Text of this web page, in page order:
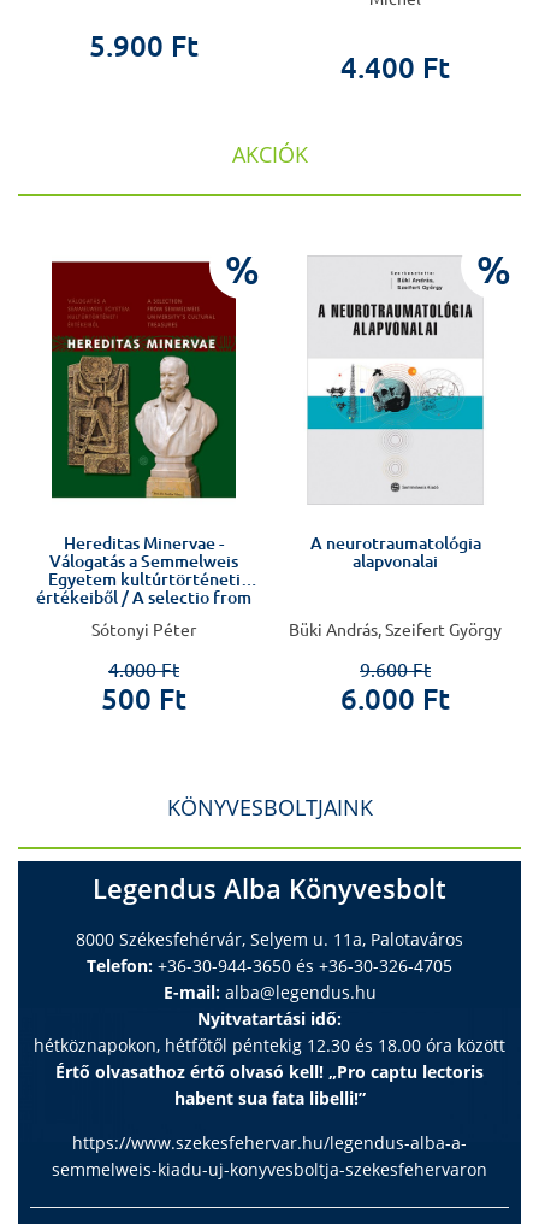
5.900 Ft
4.400 Ft
AKCIÓK
%
Hereditas Minervae -
Válogatás a Semmelweis
Egyetem kultúrtörténeti
értékeiből / A selectio from
cultura
Sótonyi Péter
4.000 Ft
500 Ft
%
A neurotraumatológia
alapvonalai
Büki András, Szeifert György
9.600 Ft
6.000 Ft
KÖNYVESBOLTJAINK
Legendus Alba Könyvesbolt
8000 Székesfehérvár, Selyem u. 11a, Palotaváros
Telefon: +36-30-944-3650 és +36-30-326-4705
E-mail: alba@legendus.hu
Nyitvatartási idő:
hétköznapokon, hétfőtől péntekig 12.30 és 18.00 óra között
Értő olvasathoz értő olvasó kell! „Pro captu lectoris
habent sua fata libelli!”
https://www.szekesfehervar.hu/legendus-alba-a-
semmelweis-kiadu-uj-konyvesboltja-szekesfehervaron